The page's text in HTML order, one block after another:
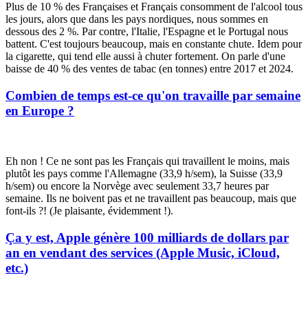
Plus de 10 % des Françaises et Français consomment de l'alcool tous
les jours, alors que dans les pays nordiques, nous sommes en
dessous des 2 %. Par contre, l'Italie, l'Espagne et le Portugal nous
battent. C'est toujours beaucoup, mais en constante chute. Idem pour
la cigarette, qui tend elle aussi à chuter fortement. On parle d'une
baisse de 40 % des ventes de tabac (en tonnes) entre 2017 et 2024.
Combien de temps est-ce qu'on travaille par semaine
en Europe ?
Eh non ! Ce ne sont pas les Français qui travaillent le moins, mais
plutôt les pays comme l'Allemagne (33,9 h/sem), la Suisse (33,9
h/sem) ou encore la Norvège avec seulement 33,7 heures par
semaine. Ils ne boivent pas et ne travaillent pas beaucoup, mais que
font-ils ?! (Je plaisante, évidemment !).
Ça y est, Apple génère 100 milliards de dollars par
an en vendant des services (Apple Music, iCloud,
etc.)